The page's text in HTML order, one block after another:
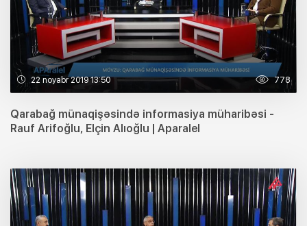
22 noyabr 2019 13:50 778
Qarabağ münaqişəsində informasiya müharibəsi -
Rauf Arifoğlu, Elçin Alıoğlu | Aparalel